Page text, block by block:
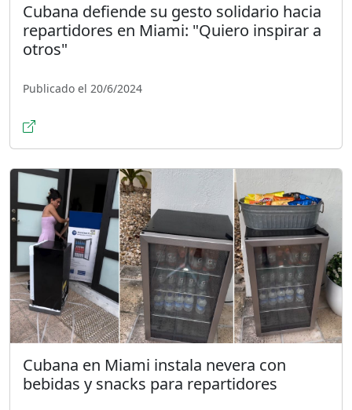
Cubana defiende su gesto solidario hacia
repartidores en Miami: "Quiero inspirar a
otros"
Publicado el 20/6/2024
Cubana en Miami instala nevera con
bebidas y snacks para repartidores